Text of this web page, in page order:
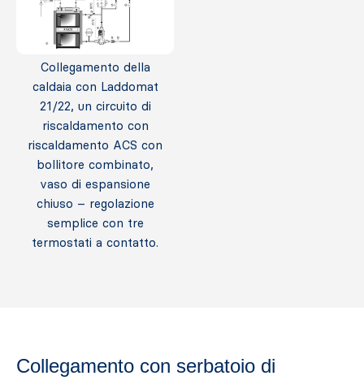
Collegamento della
caldaia con Laddomat
21/22, un circuito di
riscaldamento con
riscaldamento ACS con
bollitore combinato,
vaso di espansione
chiuso – regolazione
semplice con tre
termostati a contatto.
Collegamento con serbatoio di